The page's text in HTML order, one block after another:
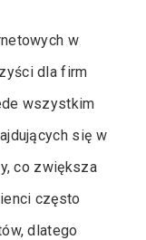
w
dla firm
wszystkim
się w
co zwiększa
często
dlatego